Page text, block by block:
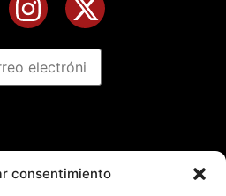
consentimiento